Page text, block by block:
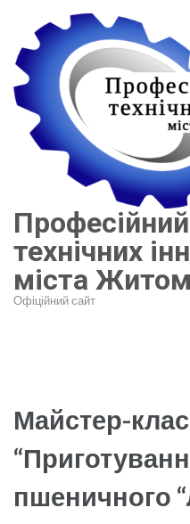
вмісту
(натисніть
Enter)
технічних
міста
Офіційний сайт
Майстер-
пшеничного